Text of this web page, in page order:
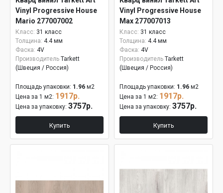
Vinyl Progressive House
Mario 277007002
Класс: 31 класс
Толщина: 4.4 мм
Фаска: 4V
Производитель Tarkett
(Швеция / Россия)
Площадь упаковки: 1.96 м2
Цена за 1 м2: 1917р.
Цена за упаковку: 3757р.
Купить
Vinyl Progressive House
Max 277007013
Класс: 31 класс
Толщина: 4.4 мм
Фаска: 4V
Производитель Tarkett
(Швеция / Россия)
Площадь упаковки: 1.96 м2
Цена за 1 м2: 1917р.
Цена за упаковку: 3757р.
Купить